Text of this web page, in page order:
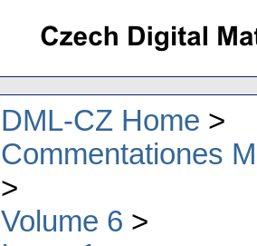
DML-CZ Home
Commentationes
Volume 6